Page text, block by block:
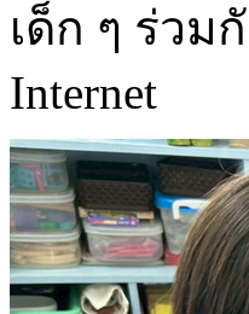
เด็ก ๆ ร่วม
Internet